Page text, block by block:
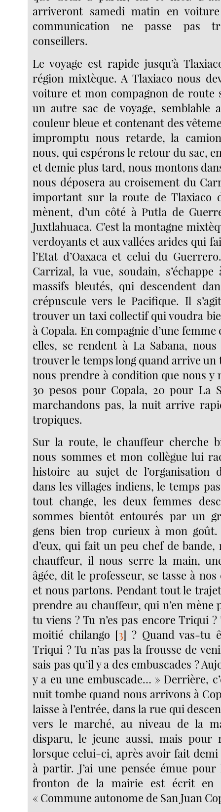
arriveront samedi matin en
communication ne passe pas
conseillers.
Le voyage est rapide jusqu’à
région mixtèque. A Tlaxiaco nous
voiture et mon compagnon de route
un autre sac de voyage, semblable
couleur bleue et contenant des
impromptu nous retarde, la
nous, qui espérons le retour du sac,
et demie plus tard, nous montons
nous déposera au croisement du
important sur la route de Tlaxiaco
mènent, d’un côté à Putla de
Juxtlahuaca. C’est la montagne
verdoyants et aux vallées arides qui
l’Etat d’Oaxaca et celui du
Carrizal, la vue, soudain,
massifs bleutés, qui descendent
crépuscule vers le Pacifique. Il
trouver un taxi collectif qui voudra
à Copala. En compagnie d’une
elles, se rendent à La Sabana,
trouver le temps long quand arrive un
nous prendre à condition que nous y
30 pesos pour Copala, 20 pour La
marchandons pas, la nuit arrive
tropiques.
Sur la route, le chauffeur cherche
nous sommes et mon collègue lui
histoire au sujet de l’organisation
dans les villages indiens, le temps
tout change, les deux femmes
sommes bientôt entourés par un
gens bien trop curieux à mon goût.
d’eux, qui fait un peu chef de
chauffeur, il nous serre la main,
âgée, dit le professeur, se tasse à
et nous partons. Pendant tout le
prendre au chauffeur, qui n’en mène
tu viens ? Tu n’es pas encore Triqui
moitié chilango [3] ? Quand vas-tu
Triqui ? Tu n’as pas la frousse de
sais pas qu’il y a des embuscades ?
y a eu une embuscade… » Derrière,
nuit tombe quand nous arrivons à
laisse à l’entrée, dans la rue qui
vers le marché, au niveau de la
disparu, le jeune aussi, mais pour
lorsque celui-ci, après avoir fait
à partir. J’ai une pensée émue
fronton de la mairie est écrit en
« Commune autonome de San Juan